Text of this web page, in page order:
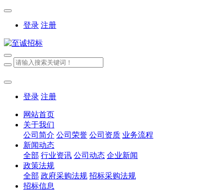
登录 注册
登录 注册
网站首页
关于我们
公司简介 公司荣誉 公司资质 业务流程
新闻动态
全部 行业资讯 公司动态 企业新闻
政策法规
全部 政府采购法规 招标采购法规
招标信息